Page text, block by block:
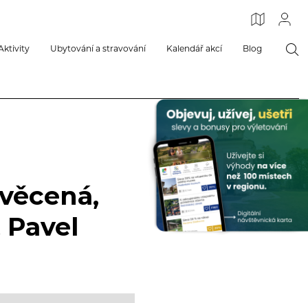
Ubytování a stravování Kalendář akcí Blog